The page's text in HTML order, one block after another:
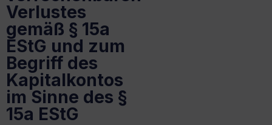
Verlustes
gemäß § 15a
EStG und zum
Begriff des
Kapitalkontos
im Sinne des §
15a EStG